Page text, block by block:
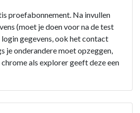
proefabonnement. Na invullen
(moet je doen voor na de test
gegevens, ook het contact
je onderandere moet opzeggen,
als explorer geeft deze een